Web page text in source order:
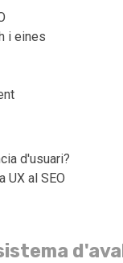
i eines
d'usuari?
UX al SEO